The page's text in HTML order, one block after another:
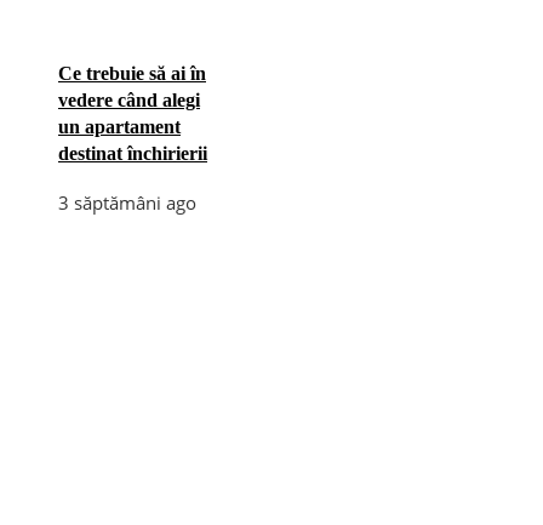
Ce trebuie să ai în
vedere când alegi
un apartament
destinat închirierii
3 săptămâni ago